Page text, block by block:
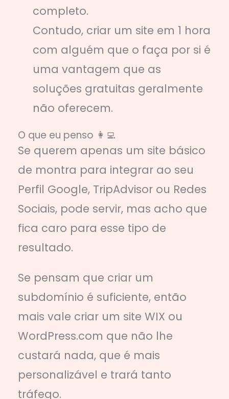
completo.
Contudo, criar um site em 1 hora
com alguém que o faça por si é
uma vantagem que as
soluções gratuitas geralmente
não oferecem.
O que eu penso 👩‍💻
Se querem apenas um site básico
de montra para integrar ao seu
Perfil Google, TripAdvisor ou Redes
Sociais, pode servir, mas acho que
fica caro para esse tipo de
resultado.
Se pensam que criar um
subdomínio é suficiente, então
mais vale criar um site WIX ou
WordPress.com que não lhe
custará nada, que é mais
personalizável e trará tanto
tráfego.